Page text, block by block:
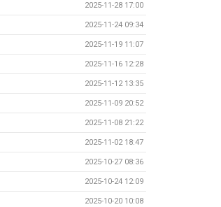
2025-11-28 17:00
2025-11-24 09:34
2025-11-19 11:07
2025-11-16 12:28
2025-11-12 13:35
2025-11-09 20:52
2025-11-08 21:22
2025-11-02 18:47
2025-10-27 08:36
2025-10-24 12:09
2025-10-20 10:08